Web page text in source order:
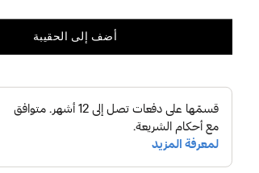
أضف إلى الحقيبة